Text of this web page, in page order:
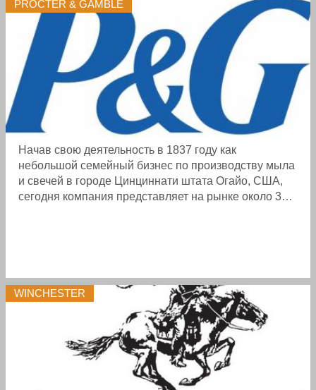
PROCTER & GAMBLE
Начав свою деятельность в 1837 году как
небольшой семейный бизнес по производству мыла
и свечей в городе Цинциннати штата Огайо, США,
сегодня компания представляет на рынке около 300
WINCHESTER